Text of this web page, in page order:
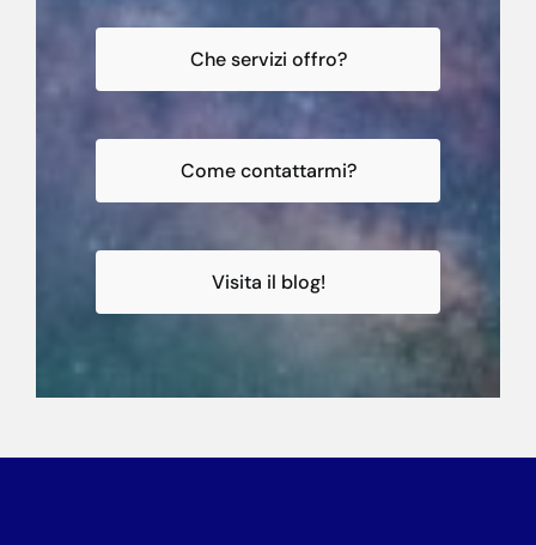
Che servizi offro?
Come contattarmi?
Visita il blog!